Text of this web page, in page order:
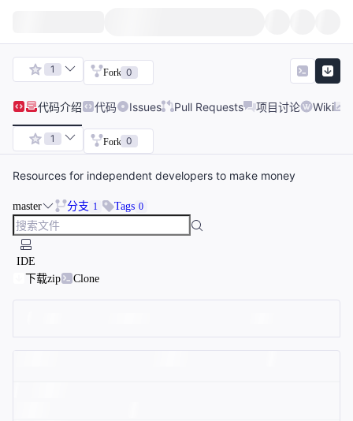
1 Fork 0
代码介绍 代码 Issues Pull Requests 项目讨论 Wiki
1 Fork 0
Resources for independent developers to make money
master 分支 1 Tags 0
IDE
下载zip
Clone